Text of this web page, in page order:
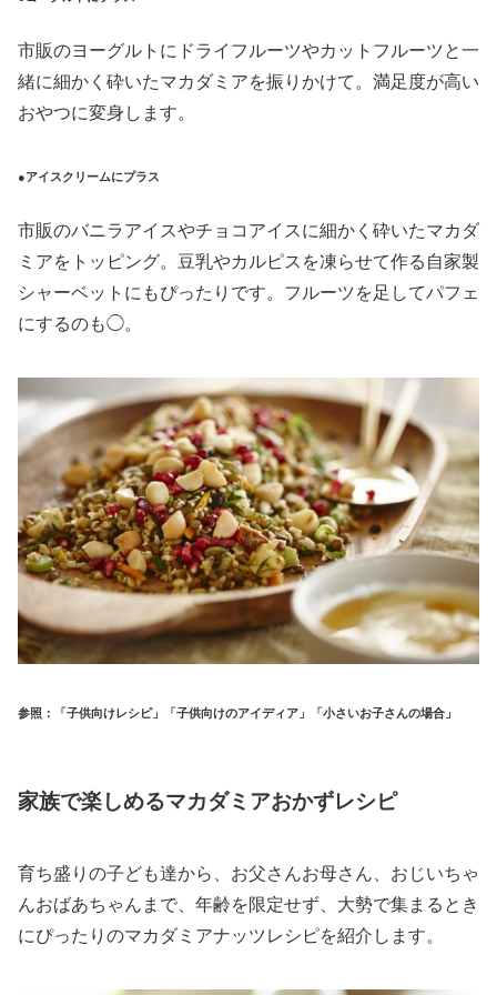
市販のヨーグルトにドライフルーツやカットフルーツと一
緒に細かく砕いたマカダミアを振りかけて。満足度が高い
おやつに変身します。
●アイスクリームにプラス
市販のバニラアイスやチョコアイスに細かく砕いたマカダ
ミアをトッピング。豆乳やカルピスを凍らせて作る自家製
シャーベットにもぴったりです。フルーツを足してパフェ
にするのも◯。
参照：「子供向けレシピ」「子供向けのアイディア」「小さいお子さんの場合」
家族で楽しめるマカダミアおかずレシピ
育ち盛りの子ども達から、お父さんお母さん、おじいちゃ
んおばあちゃんまで、年齢を限定せず、大勢で集まるとき
にぴったりのマカダミアナッツレシピを紹介します。